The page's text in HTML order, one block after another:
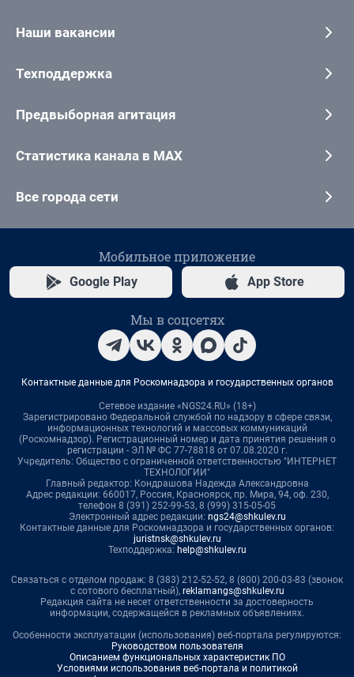
Наши вакансии
Техподдержка
Предвыборная агитация
Статистика канала в MAX
Все города сети
Мобильное приложение
Google Play App Store
Мы в соцсетях
Контактные данные для Роскомнадзора и государственных органов
Сетевое издание «NGS24.RU» (18+)
Зарегистрировано Федеральной службой по надзору в сфере связи,
информационных технологий и массовых коммуникаций
(Роскомнадзор). Регистрационный номер и дата принятия решения о
регистрации - ЭЛ № ФС 77-78818 от 07.08.2020 г.
Учредитель: Общество с ограниченной ответственностью "ИНТЕРНЕТ
ТЕХНОЛОГИИ"
Главный редактор: Кондрашова Надежда Александровна
Адрес редакции: 660017, Россия, Красноярск, пр. Мира, 94, оф. 230,
телефон 8 (391) 252-99-53, 8 (999) 315-05-05
Электронный адрес редакции: ngs24@shkulev.ru
Контактные данные для Роскомнадзора и государственных органов:
juristnsk@shkulev.ru
Техподдержка: help@shkulev.ru
Связаться с отделом продаж: 8 (383) 212-52-52, 8 (800) 200-03-83 (звонок
с сотового бесплатный), reklamangs@shkulev.ru
Редакция сайта не несет ответственности за достоверность
информации, содержащейся в рекламных объявлениях.
Особенности эксплуатации (использования) веб-портала регулируются:
Руководством пользователя
Описанием функциональных характеристик ПО
Условиями использования веб-портала и политикой